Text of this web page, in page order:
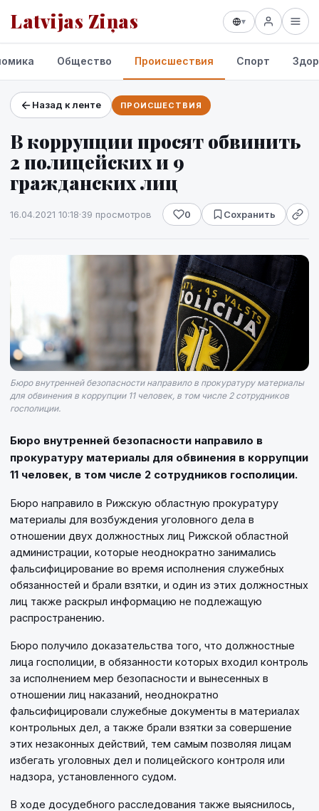
Latvijas Ziņas ▾
Проекты и сервисы
Прогноз погоды
Общество Происшествия Спорт
Назад к ленте ПРОИСШЕСТВИЯ
В коррупции просят обвинить
2 полицейских и 9
гражданских лиц
16.04.2021 10:18·39 просмотров 0 Сохранить
Бюро внутренней безопасности направило в прокуратуру материалы
для обвинения в коррупции 11 человек, в том числе 2 сотрудников
госполиции.
Бюро внутренней безопасности направило в
прокуратуру материалы для обвинения в коррупции
11 человек, в том числе 2 сотрудников госполиции.
Бюро направило в Рижскую областную прокуратуру
материалы для возбуждения уголовного дела в
отношении двух должностных лиц Рижской областной
администрации, которые неоднократно занимались
фальсифицирование во время исполнения служебных
обязанностей и брали взятки, и один из этих должностных
лиц также раскрыл информацию не подлежащую
распространению.
Бюро получило доказательства того, что должностные
лица госполиции, в обязанности которых входил контроль
за исполнением мер безопасности и вынесенных в
отношении лиц наказаний, неоднократно
фальсифицировали служебные документы в материалах
контрольных дел, а также брали взятки за совершение
этих незаконных действий, тем самым позволяя лицам
избегать уголовных дел и полицейского контроля или
надзора, установленного судом.
В ходе досудебного расследования также выяснилось,